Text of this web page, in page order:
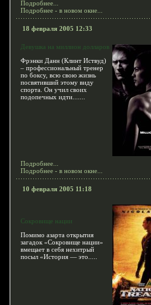
Подробнее...
Подробнее - в новом окне...
18 февраля 2005 12:33
Девушка на миллион долларов
Фрэнки Данн (Клинт Иствуд)
– профессиональный тренер
по боксу, всю свою жизнь
посвятивший этому виду
спорта. Он учил своих
подопечных идти.......
Подробнее...
Подробнее - в новом окне...
10 февраля 2005 11:18
Сокровище нации
Помимо азарта открытия
загадок «Сокровище нации»
вмещает в себя нехитрый
посыл «История — это.....